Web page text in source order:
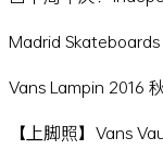
Madrid
Vans Lampin 2016
【上脚照】Vans